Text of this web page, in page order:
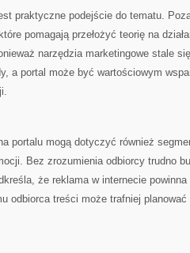
praktyczne podejście do tematu.
pomagają przełożyć teorię na
narzędzia marketingowe stale
a portal może być wartościowym
portalu mogą dotyczyć również
Bez zrozumienia odbiorcy trudno
że reklama w internecie
odbiorca treści może trafniej planować